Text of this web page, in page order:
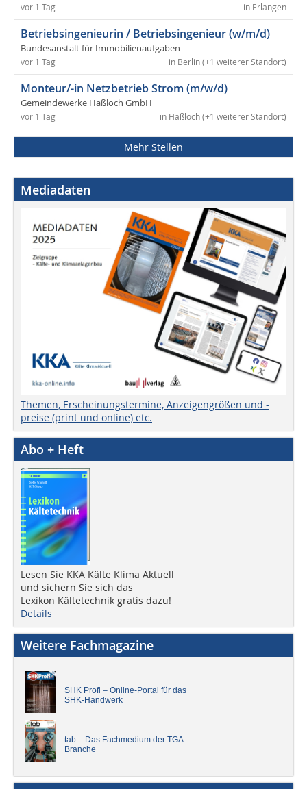
in Erlangen
vor 1 Tag
Betriebsingenieurin / Betriebsingenieur (w/m/d)
Bundesanstalt für Immobilienaufgaben
in Berlin (+1 weiterer Standort)
vor 1 Tag
Monteur/-in Netzbetrieb Strom (m/w/d)
Gemeindewerke Haßloch GmbH
in Haßloch (+1 weiterer Standort)
vor 1 Tag
Mehr Stellen
Mediadaten
Themen, Erscheinungstermine, Anzeigengrößen und -
preise (print und online) etc.
Abo + Heft
Lesen Sie KKA Kälte Klima Aktuell
und sichern Sie sich das
Lexikon Kältetechnik gratis dazu!
Details
Weitere Fachmagazine
SHK Profi – Online-Portal für das
SHK-Handwerk
tab – Das Fachmedium der TGA-
Branche